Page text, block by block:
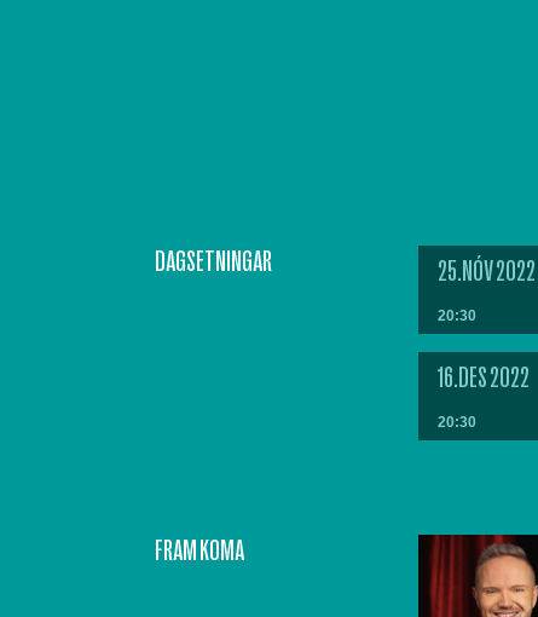
DAGSETNINGAR 25.NÓV 2022
20:30
16.DES 2022
20:30
FRAM KOMA